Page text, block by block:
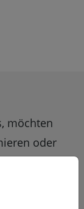
möchten
oder
mit Rat